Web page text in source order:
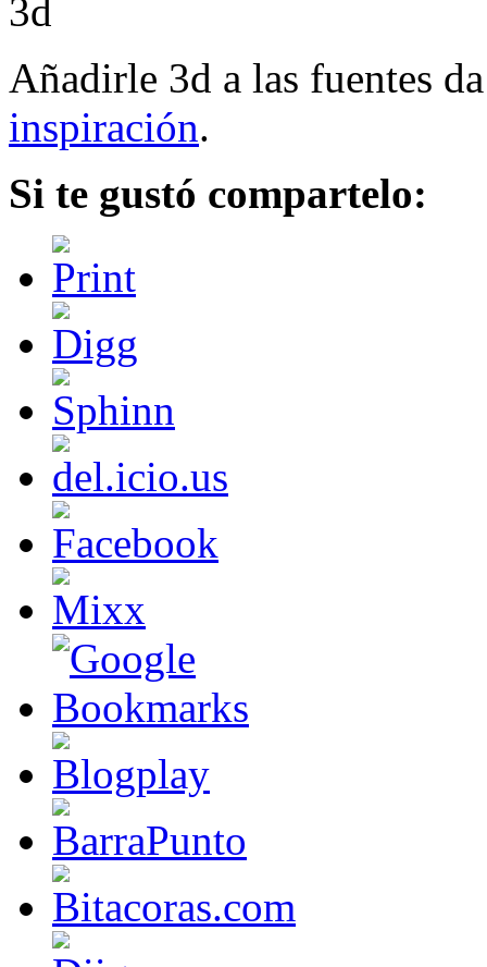
Añadirle 3d a las fuentes
inspiración.
Si te gustó compartelo: